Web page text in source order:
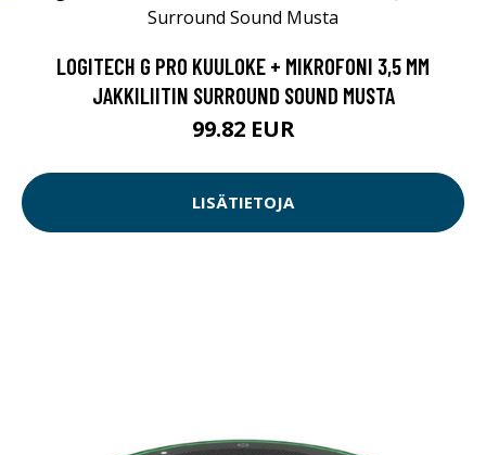
LOGITECH G PRO KUULOKE + MIKROFONI 3,5 MM
JAKKILIITIN SURROUND SOUND MUSTA
99.82 EUR
LISÄTIETOJA